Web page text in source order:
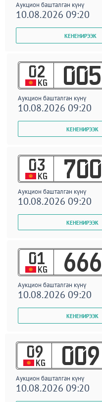
Аукцион башталган күнү
10.08.2026 09:20
02
KG 005
Аукцион башталган күнү
10.08.2026 09:20
03
KG 700
Аукцион башталган күнү
10.08.2026 09:20
01
KG 666
Аукцион башталган күнү
10.08.2026 09:20
09
KG 009
Аукцион башталган күнү
10.08.2026 09:20